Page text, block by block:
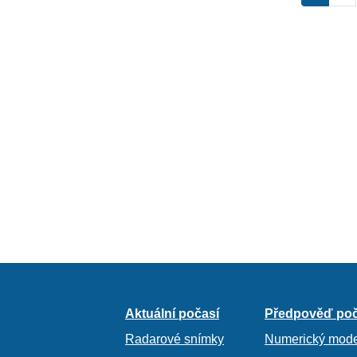
Aktuální počasí
Radarové snímky
Předpověď
Numerický